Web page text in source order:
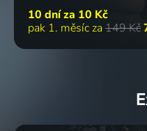
10 dní za 10 Kč
pak 1. měsíc za 149 Kč